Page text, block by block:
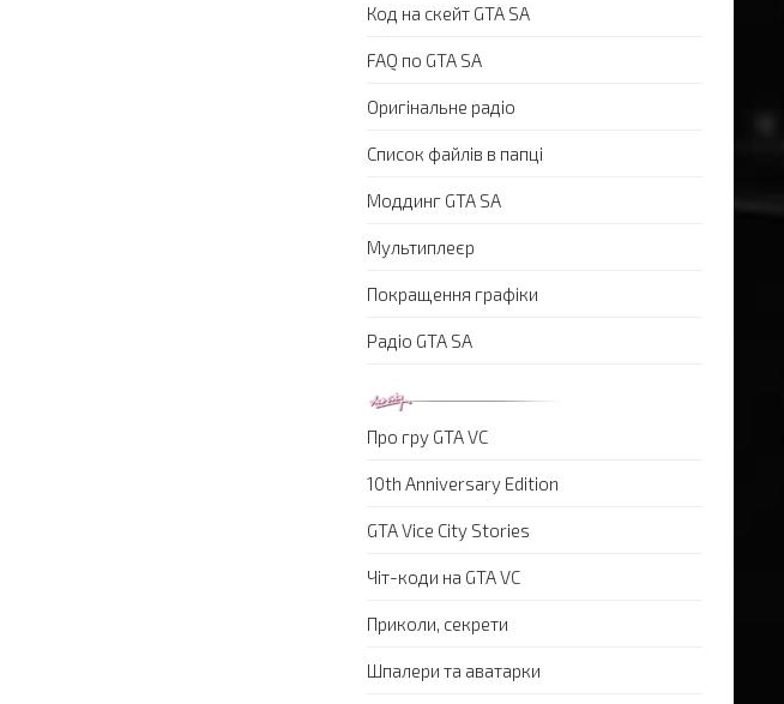
Код на скейт GTA SA
FAQ по GTA SA
Оригінальне радіо
Список файлів в папці
Моддинг GTA SA
Мультиплеєр
Покращення графіки
Радіо GTA SA
Про гру GTA VC
10th Anniversary Edition
GTA Vice City Stories
Чіт-коди на GTA VC
Приколи, секрети
Шпалери та аватарки